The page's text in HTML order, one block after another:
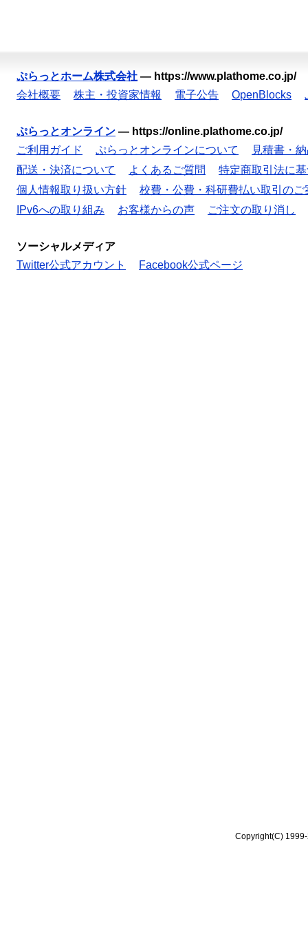
ぷらっとホーム株式会社 — https://www.plathome.co.jp/
会社概要
株主・投資家情報 電子公告 OpenBlocks
ぷらっとオンライン — https://online.plathome.co.jp/
ご利用ガイド
ぷらっとオンラインについて
見積書・
配送・決済について
よくあるご質問
特定商取引法に
個人情報取り扱い方針
校費・公費・科研費払い取引のご
IPv6への取り組み
お客様からの声 ご注文の取り消し
ソーシャルメディア
Twitter公式アカウント
Facebook公式ページ
Copyright(C)